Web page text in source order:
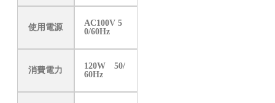
使用電源
AC100V 5
0/60Hz
消費電力
120W 50/
60Hz